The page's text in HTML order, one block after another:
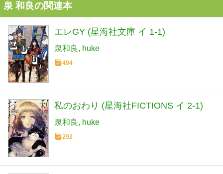
泉 和良の関連本
エレGY (星海社文庫 イ 1-1)
泉和良 huke
494
私のおわり (星海社FICTIONS イ 2-1)
泉和良 huke
292